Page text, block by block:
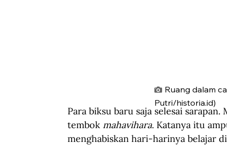
Ruang dalam
Putri/historia.id)
Para biksu baru saja selesai
tembok mahavihara. Katanya itu
menghabiskan hari-harinya belajar di